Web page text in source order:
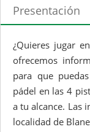
Presentación
¿Quieres jugar
ofrecemos
para que
pádel en las 4
a tu alcance. Las
localidad de